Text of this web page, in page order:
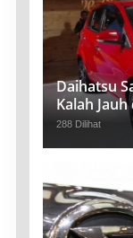
Daihatsu
Kalah
288 Dilihat